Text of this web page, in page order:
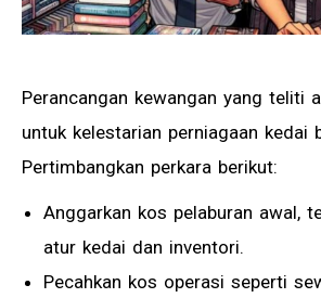
Perancangan kewangan yang teliti
untuk kelestarian perniagaan kedai
Pertimbangkan perkara berikut:
Anggarkan kos pelaburan awal,
atur kedai dan inventori.
Pecahkan kos operasi seperti